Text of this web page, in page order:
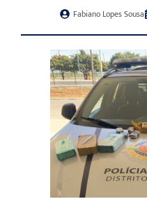
Fabiano Lopes Sousa